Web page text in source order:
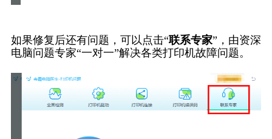
如果修复后还有问题，可以点击“联系专家”，由资深
电脑问题专家“一对一”解决各类打印机故障问题。